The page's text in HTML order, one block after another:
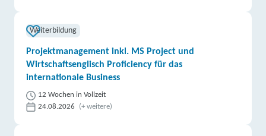
Weiterbildung
Projektmanagement inkl. MS Project und
Wirtschaftsenglisch Proficiency für das
internationale Business
12 Wochen in Vollzeit
24.08.2026
(+ weitere)